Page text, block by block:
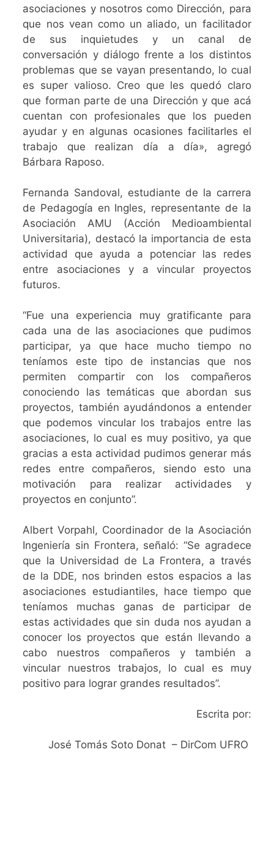
asociaciones y nosotros como Dirección, para
que nos vean como un aliado, un facilitador
de sus inquietudes y un canal de
conversación y diálogo frente a los distintos
problemas que se vayan presentando, lo cual
es super valioso. Creo que les quedó claro
que forman parte de una Dirección y que acá
cuentan con profesionales que los pueden
ayudar y en algunas ocasiones facilitarles el
trabajo que realizan día a día», agregó
Bárbara Raposo.
Fernanda Sandoval, estudiante de la carrera
de Pedagogía en Ingles, representante de la
Asociación AMU (Acción Medioambiental
Universitaria), destacó la importancia de esta
actividad que ayuda a potenciar las redes
entre asociaciones y a vincular proyectos
futuros.
“Fue una experiencia muy gratificante para
cada una de las asociaciones que pudimos
participar, ya que hace mucho tiempo no
teníamos este tipo de instancias que nos
permiten compartir con los compañeros
conociendo las temáticas que abordan sus
proyectos, también ayudándonos a entender
que podemos vincular los trabajos entre las
asociaciones, lo cual es muy positivo, ya que
gracias a esta actividad pudimos generar más
redes entre compañeros, siendo esto una
motivación para realizar actividades y
proyectos en conjunto”.
Albert Vorpahl, Coordinador de la Asociación
Ingeniería sin Frontera, señaló: “Se agradece
que la Universidad de La Frontera, a través
de la DDE, nos brinden estos espacios a las
asociaciones estudiantiles, hace tiempo que
teníamos muchas ganas de participar de
estas actividades que sin duda nos ayudan a
conocer los proyectos que están llevando a
cabo nuestros compañeros y también a
vincular nuestros trabajos, lo cual es muy
positivo para lograr grandes resultados”.
Escrita por:
José Tomás Soto Donat – DirCom UFRO